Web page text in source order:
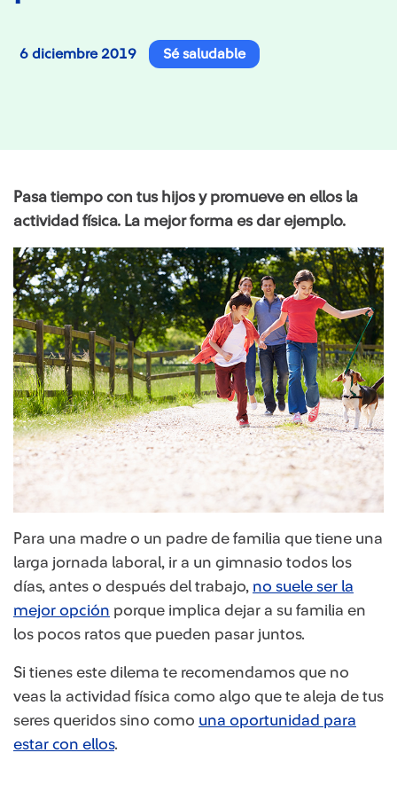
6 diciembre 2019 Sé saludable
Pasa tiempo con tus hijos y promueve en ellos la
actividad física. La mejor forma es dar ejemplo.
Para una madre o un padre de familia que tiene una
larga jornada laboral, ir a un gimnasio todos los
días, antes o después del trabajo, no suele ser la
mejor opción porque implica dejar a su familia en
los pocos ratos que pueden pasar juntos.
Si tienes este dilema te recomendamos que no
veas la actividad física como algo que te aleja de tus
seres queridos sino como una oportunidad para
estar con ellos.